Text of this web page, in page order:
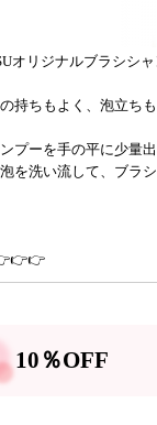
オリジナルブラシシャ
持ちもよく、泡立ち
プーを手の平に少量
を洗い流して、ブラ
10％OFF